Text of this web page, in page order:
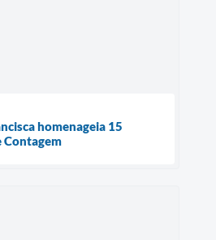
homenageia 15
Contagem